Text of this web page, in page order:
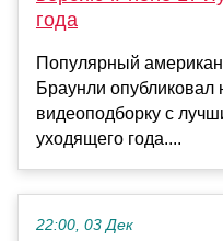
года
Популярный
Браунли опубликовал
видеоподборку с
уходящего года....
22:00, 03 Дек